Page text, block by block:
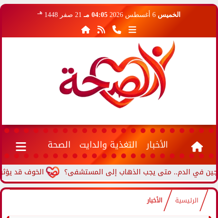
الخميس 04:05 مـ 21 صفر 1448 هـ
الأخبار التغذية والدايت الصحة
الخوف قد يؤثر على
الرئيسية الأخبار